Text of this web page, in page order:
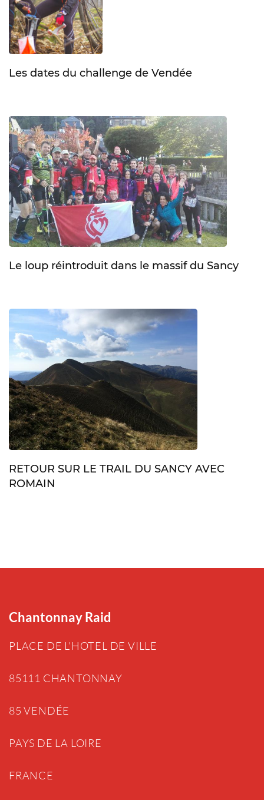
Les dates du challenge de Vendée
Le loup réintroduit dans le massif du Sancy
RETOUR SUR LE TRAIL DU SANCY AVEC
ROMAIN
Chantonnay Raid
PLACE DE L’HOTEL DE VILLE
85111 CHANTONNAY
85 VENDÉE
PAYS DE LA LOIRE
FRANCE